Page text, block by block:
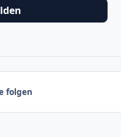
folgen